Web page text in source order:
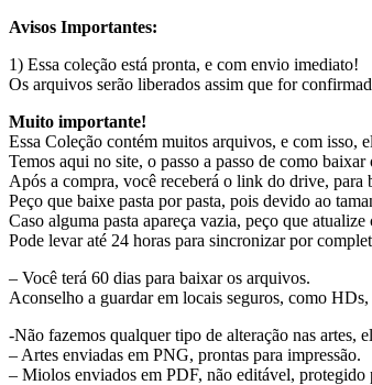
Avisos Importantes:
1) Essa coleção está pronta, e com envio imediato!
Os arquivos serão liberados assim que for
Muito importante!
Essa Coleção contém muitos arquivos, e com isso,
Temos aqui no site, o passo a passo de como baixar
Após a compra, você receberá o link do drive, para
Peço que baixe pasta por pasta, pois devido ao
Caso alguma pasta apareça vazia, peço que
Pode levar até 24 horas para sincronizar por
– Você terá 60 dias para baixar os arquivos.
Aconselho a guardar em locais seguros, como
-Não fazemos qualquer tipo de alteração nas artes,
– Artes enviadas em PNG, prontas para impressão.
– Miolos enviados em PDF, não editável, protegido